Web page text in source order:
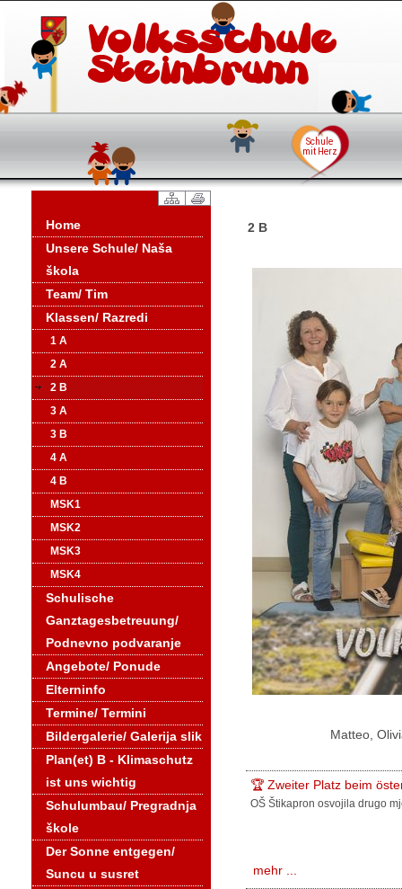
Home
Unsere Schule/ Naša
škola
Team/ Tim
Klassen/ Razredi
1 A
2 A
2 B
3 A
3 B
4 A
4 B
MSK1
MSK2
MSK3
MSK4
Schulische
Ganztagesbetreuung/
Podnevno podvaranje
Angebote/ Ponude
Elterninfo
Termine/ Termini
Bildergalerie/ Galerija slik
Plan(et) B - Klimaschutz
ist uns wichtig
Schulumbau/ Pregradnja
škole
Der Sonne entgegen/
Suncu u susret
2 B
Matteo,
🏆 Zweiter Platz beim
OŠ Štikapron osvojila drugo
mehr ...